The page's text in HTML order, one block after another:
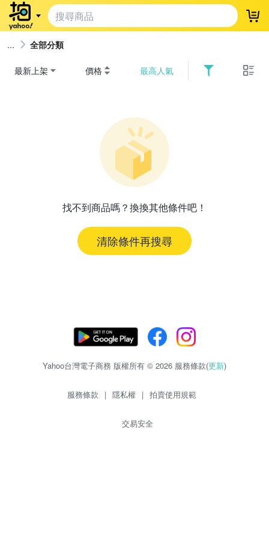
登
全部分類
最新上架 價格 最高人氣
找不到商品嗎？換換其他條件吧！
清除條件再搜尋
Yahoo台灣電子商務 版權所有 © 2026 服務條款(更新)
服務條款 | 隱私權 | 拍賣使用規範
交易安全